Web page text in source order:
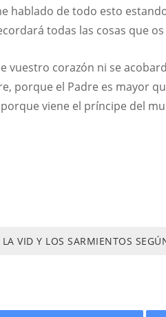
hablado de todo esto
todas las cosas que
vuestro corazón ni se
porque el Padre es mayor
viene el príncipe del
LA VID Y LOS SARMIENTOS